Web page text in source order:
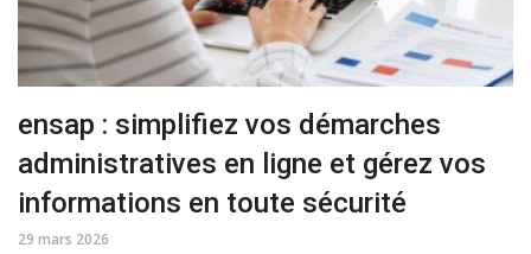
ensap : simplifiez vos démarches
administratives en ligne et gérez vos
informations en toute sécurité
29 mars 2026